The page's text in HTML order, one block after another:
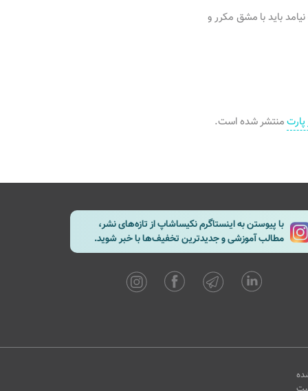
باید با مشق مکرر و
منتشر شده است.
با پیوستن به اینستاگرم نکیساشاپ از تازه‌های نشر،
مطالب آموزشی و جدیدترین تخفیف‌ها با خبر شوید.